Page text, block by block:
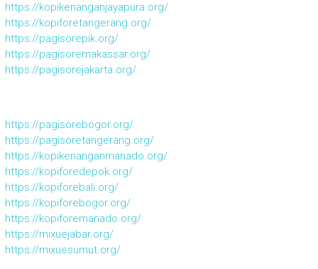
https://kopikenanganjayapura.org/
https://kopiforetangerang.org/
https://pagisorepik.org/
https://pagisoremakassar.org/
https://pagisorejakarta.org/
https://pagisorebogor.org/
https://pagisoretangerang.org/
https://kopikenanganmanado.org/
https://kopiforedepok.org/
https://kopiforebali.org/
https://kopiforebogor.org/
https://kopiforemanado.org/
https://mixuejabar.org/
https://mixuesumut.org/